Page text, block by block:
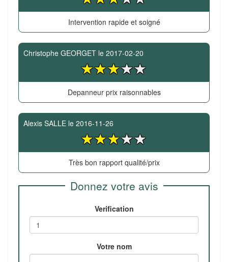
Intervention rapide et soigné
Christophe GEORGET le 2017-02-20
Depanneur prix raisonnables
Alexis SALLE le 2016-11-26
Très bon rapport qualité/prix
Donnez votre avis
Verification
Votre nom